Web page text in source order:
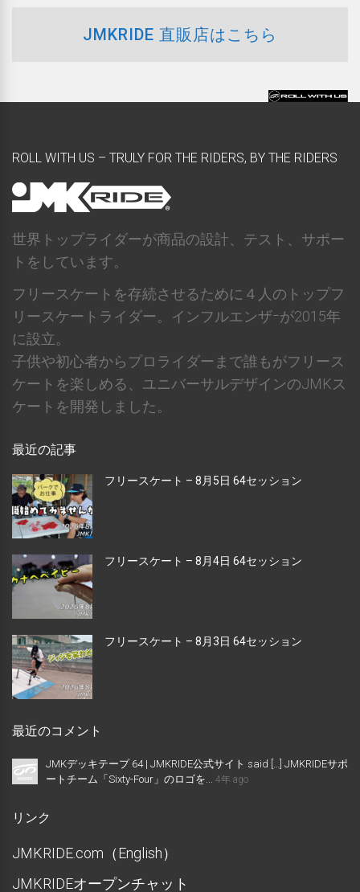
JMKRIDE 直販店はこちら
ROLL WITH US – TRULY FOR THE RIDERS, BY THE RIDERS
世界トップライダーが商品の設計、テスト、サポー
トをしています。
フリースケートを存続させるために４人のトップフ
リースケートライダー。インフルエンザｰが2015年
に設立。
子供や初心者からプロライダーまで誰もがフリース
ケートを楽しめる、ユニバーサルデザインのJMKス
ケートを開発しました。
最近の記事
フリースケート – 8月5日 64セッション
フリースケート – 8月4日 64セッション
フリースケート – 8月3日 64セッション
最近のコメント
JMKデッキテープ 64 | JMKRIDE公式サイト said […] JMKRIDEサポ
ートチーム「Sixty-Four」のロゴを...
4年 ago
リンク
JMKRIDE.com（English）
JMKRIDEオープンチャット